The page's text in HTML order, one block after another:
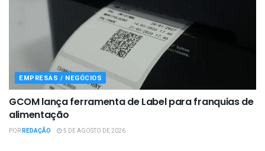
EMPRESAS / NEGÓCIOS
GCOM lança ferramenta de Label para franquias de
alimentação
PORREDAÇÃO 5 DE AGOSTO DE 2026